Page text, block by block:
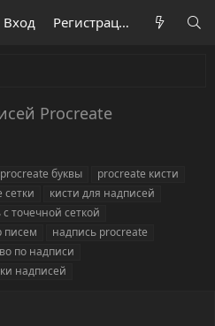
Вход Регистрация
Procreate
procreate буквы
procreate кисти
сетки
кисти для надписей
с точечной сеткой
писем
надпись procreate
по надписи
надписей